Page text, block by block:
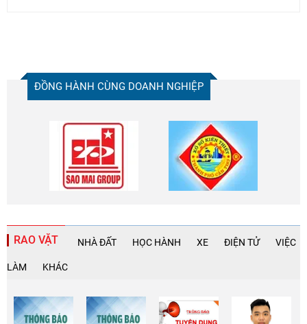
ĐỒNG HÀNH CÙNG DOANH NGHIỆP
RAO VẶT NHÀ ĐẤT HỌC HÀNH XE ĐIỆN TỬ VIỆC
LÀM KHÁC